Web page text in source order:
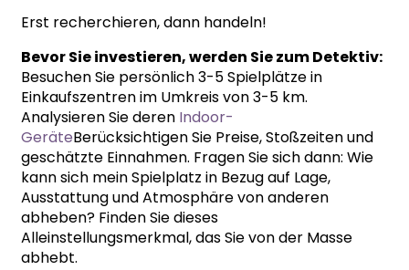
Erst recherchieren, dann handeln!
Bevor Sie investieren, werden Sie zum Detektiv:
Besuchen Sie persönlich 3-5 Spielplätze in
Einkaufszentren im Umkreis von 3-5 km.
Analysieren Sie deren Indoor-
GeräteBerücksichtigen Sie Preise, Stoßzeiten und
geschätzte Einnahmen. Fragen Sie sich dann: Wie
kann sich mein Spielplatz in Bezug auf Lage,
Ausstattung und Atmosphäre von anderen
abheben? Finden Sie dieses
Alleinstellungsmerkmal, das Sie von der Masse
abhebt.